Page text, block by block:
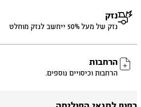
נזק
נזק של מעל 50% ייחשב לנזק מוחלט
הרחבות
הרחבות וכיסויים נוספים.